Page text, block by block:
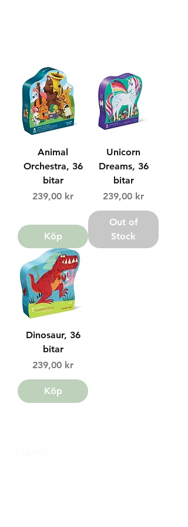
Animal
Orchestra, 36
bitar
Price
239,00 kr
Köp
Unicorn
Dreams, 36
bitar
Price
239,00 kr
Out of
Stock
Dinosaur, 36
bitar
Price
239,00 kr
Köp